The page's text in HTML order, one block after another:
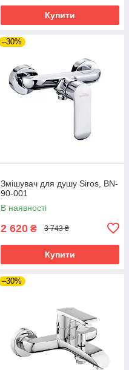
Купити
–30%
Змішувач для душу Siros, BN-
90-001
В наявності
2 620 ₴ 3 743 ₴
Купити
–30%